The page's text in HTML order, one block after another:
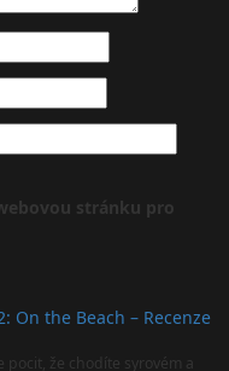
stránku pro
On the Beach – Recenze
že chodíte syrovém a